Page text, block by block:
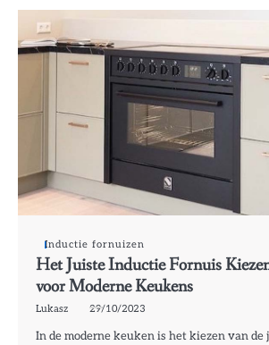
Inductie fornuizen
Het Juiste Inductie Fornuis
voor Moderne Keukens
Lukasz 29/10/2023
In de moderne keuken is het kiezen van